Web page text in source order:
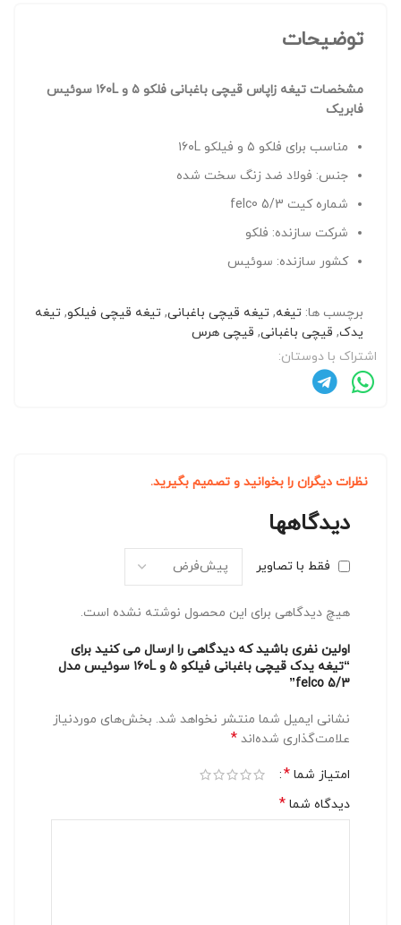
توضیحات
مشخصات تیغه زاپاس قیچی باغبانی فلکو ۵ و ۱۶۰L سوئیس
فابریک
مناسب برای فلکو ۵ و فیلکو ۱۶۰L
جنس: فولاد ضد زنگ سخت شده
شماره کیت felc0 5/3
شرکت سازنده: فلکو
کشور سازنده: سوئیس
برچسب ها: تیغه, تیغه قیچی باغبانی, تیغه قیچی فیلکو, تیغه
یدک, قیچی باغبانی, قیچی هرس
اشتراک با دوستان:
نظرات دیگران را بخوانید و تصمیم بگیرید.
دیدگاهها
فقط با تصاویر
هیچ دیدگاهی برای این محصول نوشته نشده است.
اولین نفری باشید که دیدگاهی را ارسال می کنید برای
“تیغه یدک قیچی باغبانی فیلکو ۵ و ۱۶۰L سوئیس مدل
felco 5/3”
نشانی ایمیل شما منتشر نخواهد شد. بخش‌های موردنیاز
علامت‌گذاری شده‌اند *
امتیاز شما *
دیدگاه شما *